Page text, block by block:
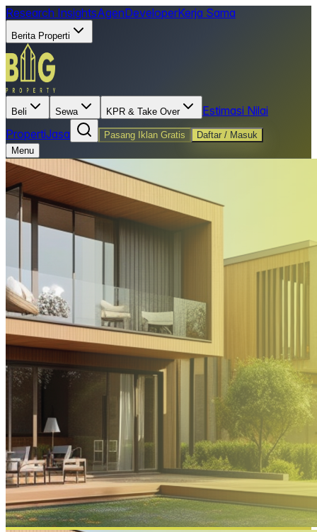
Research InsightsAgenDeveloperKerja Sama
Berita Properti
Beli Sewa KPR & Take Over
Estimasi Nilai
PropertiJasa Pasang Iklan Gratis
Daftar / Masuk
Menu